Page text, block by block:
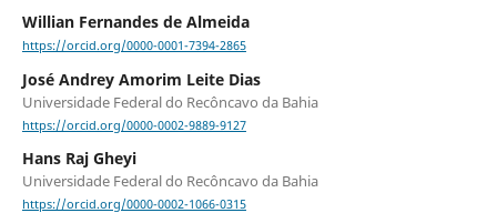
Willian Fernandes de Almeida
https://orcid.org/0000-0001-7394-2865
José Andrey Amorim Leite Dias
Universidade Federal do Recôncavo da Bahia
https://orcid.org/0000-0002-9889-9127
Hans Raj Gheyi
Universidade Federal do Recôncavo da Bahia
https://orcid.org/0000-0002-1066-0315